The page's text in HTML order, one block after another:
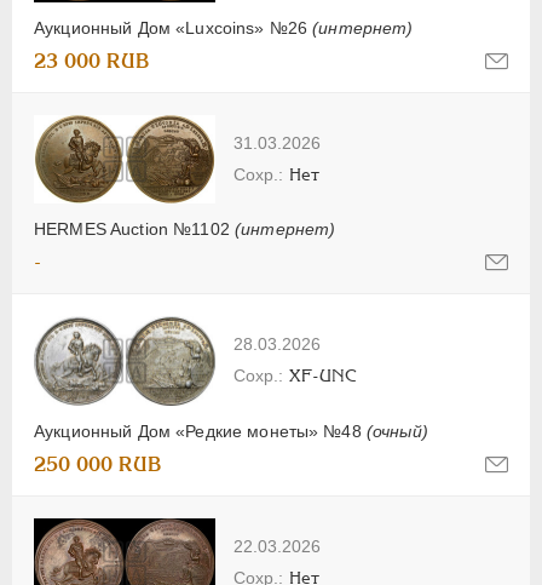
Аукционный Дом «Luxcoins» №26(интернет)
23 000 RUB
31.03.2026
HERMES Auction №1102 (интернет)
Нет
-
28.03.2026
Аукционный Дом «Редкие монеты» №48 (очный)
XF-UNC
250 000 RUB
22.03.2026
Нет